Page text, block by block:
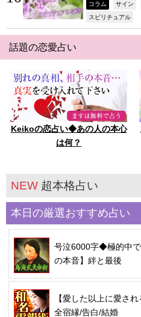
コラム サイン
スピリチュアル
話題の恋愛占い
Keikoの恋占い◆あの人の本心
は何？
NEW 超本格占い
本日の厳選おすすめ占い
号泣6000字◆極的中
の本音】絆と最後
【愛した以上に愛さ
全宿縁/告白/結婚